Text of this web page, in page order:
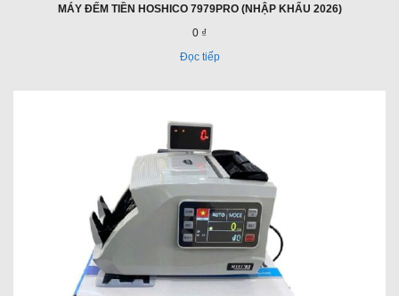
MÁY ĐẾM TIỀN HOSHICO 7979PRO (NHẬP KHẨU 2026)
0 ₫
Đọc tiếp